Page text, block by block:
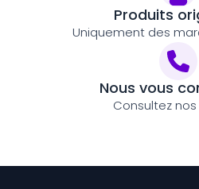
Produits
Uniquement des
Nous vous
Consultez